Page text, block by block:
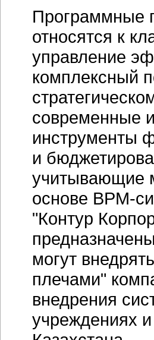
Программные
относятся к
управление
комплексный
современные
инструменты
и
учитывающие
основе BPM-
"Контур
могут
плечами"
внедрения
учреждениях